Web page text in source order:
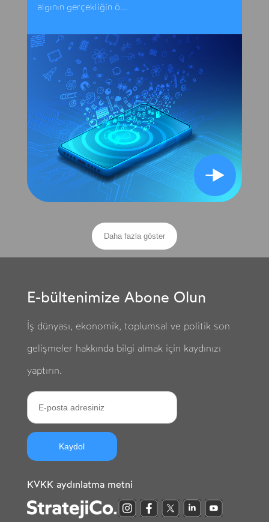
algının gerçekliğin ö...
Daha fazla göster
E-bültenimize Abone Olun
İş dünyası, ekonomik, toplumsal ve politik son
gelişmeler hakkında bilgi almak için kaydınızı
yaptırın.
Kaydol
KVKK aydınlatma metni